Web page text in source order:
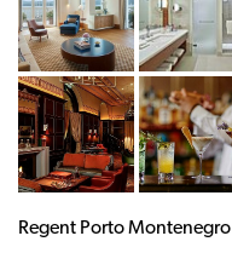
Regent Porto